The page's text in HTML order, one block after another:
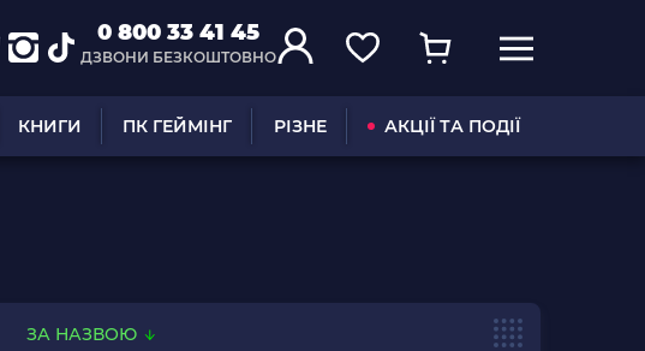
0 800 33 41 45
ДЗВОНИ БЕЗКОШТОВНО
КНИГИ ПК ГЕЙМІНГ РІЗНЕ АКЦІЇ ТА ПОДІЇ
ЗА НАЗВОЮ